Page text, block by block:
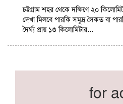
চট্টগ্রাম শহর থেকে দক্ষিণে ২০
দেখা মিলবে পারকি সমুদ্র সৈকত বা
দৈর্ঘ্য প্রায় ১৩ কিলোমিটার…
for